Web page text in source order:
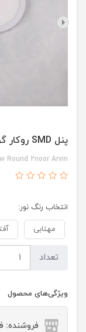
پنل SMD روکار گرد 12 وات مدل آروین دونور
Round 2noor Arvin
انتخاب رنگ نور:
مهتابی
تعداد
ویژگی‌های محصول
فروشنده: